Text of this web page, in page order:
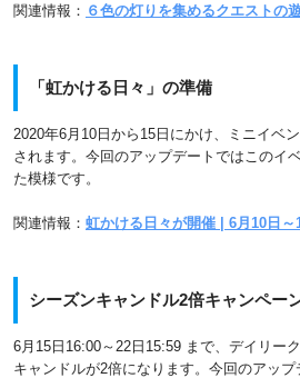
関連情報： ６色の灯りを集めるクエストの
「虹かける日々」の準備
2020年6月10日から15日にかけ、ミニイベ
されます。今回のアップデートではこのイ
た模様です。
関連情報： 虹かける日々が開催 | 6月10日～
シーズンキャンドル2倍キャンペー
6月15日16:00～22日15:59 まで、デイリー
キャンドルが2倍になります。今回のアッ